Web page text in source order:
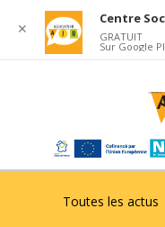
Toutes les actus
✕
Centre
GRATUIT
Sur Google